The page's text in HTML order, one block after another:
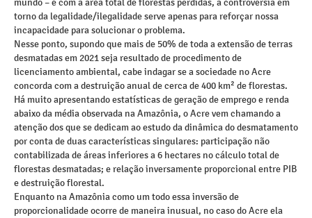
mundo – é com a área total de florestas perdidas, a controvérsia em
torno da legalidade/ilegalidade serve apenas para reforçar nossa
incapacidade para solucionar o problema.
Nesse ponto, supondo que mais de 50% de toda a extensão de terras
desmatadas em 2021 seja resultado de procedimento de
licenciamento ambiental, cabe indagar se a sociedade no Acre
concorda com a destruição anual de cerca de 400 km² de florestas.
Há muito apresentando estatísticas de geração de emprego e renda
abaixo da média observada na Amazônia, o Acre vem chamando a
atenção dos que se dedicam ao estudo da dinâmica do desmatamento
por conta de duas características singulares: participação não
contabilizada de áreas inferiores a 6 hectares no cálculo total de
florestas desmatadas; e relação inversamente proporcional entre PIB
e destruição florestal.
Enquanto na Amazônia como um todo essa inversão de
proporcionalidade ocorre de maneira inusual, no caso do Acre ela